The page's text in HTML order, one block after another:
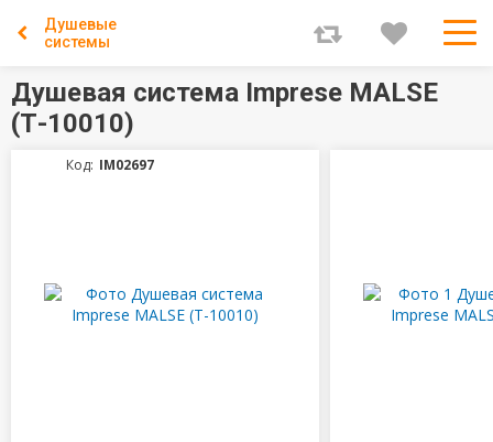
Душевые
системы
Душевая система Imprese MALSE
(Т-10010)
Код: IM02697